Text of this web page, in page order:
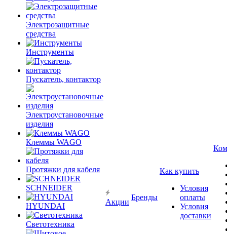
Электрозащитные
средства
Инструменты
Пускатель, контактор
Электроустановочные
изделия
Клеммы WAGO
Протяжки для кабеля
SCHNEIDER
HYUNDAI
Светотехника
Акции
Бренды
Как купить
Условия
оплаты
Условия
доставки